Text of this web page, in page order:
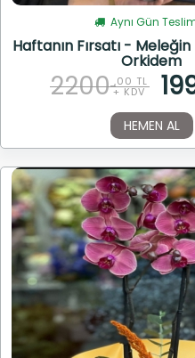
Aynı Gün
Haftanın Fırsatı - Meleğin
Orkidem
2200 ,00 TL
+ KDV
HEMEN AL